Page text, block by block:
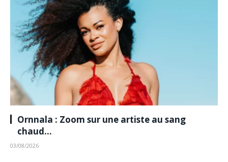
Ornnala : Zoom sur une artiste au sang
chaud…
03/08/2026